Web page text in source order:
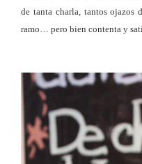
de tanta charla, tantos ojazos
ramo… pero bien contenta y